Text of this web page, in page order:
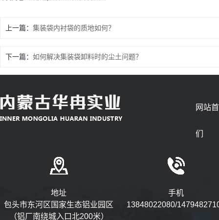
上一篇： 集装袋内衬袋的质地如何？
下一篇： 如何解决集装袋卸料时的尘土问题？
网站
们
地址
包头市东河区国家生态铝业园区
（铝厂南绕城入口北200米）
手机
13848022080/